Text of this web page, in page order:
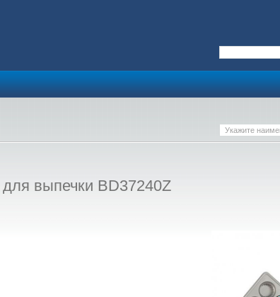
выпечки BD37240Z